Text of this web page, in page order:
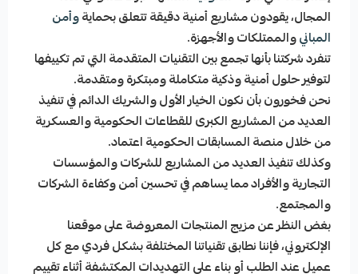
المجال، يقودون مشاريع أمنية دقيقة تتعلق بحمايةوأمن
المبانيوالممتلكات والأجهزة.
تنفرد شركتنا بأنها تجمع بين التقنيات المتقدمة التي تم تكييفها
لتوفير حلول أمنية وذكية متكاملة ومبتكرة ومتقدمة.
نحن فخورون بأن نكون الخيار الأول والشريك الدائم في تنفيذ
العديد من المشاريع الكبرى للقطاعات الحكومية والعسكرية
من خلال منصة المسابقات الحكومية اعتماد.
وكذلك تنفيذ العديد من المشاريع للشركات والمؤسسات
التجارية والأفراد مما يساهم في تحسين أمن وكفاءة الشركات
والمجتمع.
بغض النظر عن مزيج المنتجات المعروضة على موقعنا
الإلكتروني، فإننا نطابق تقنياتنا المختلفة بشكل فردي مع كل
عميل عند الطلب أو بناء على التهديدات المكتشفة أثناء تقييم